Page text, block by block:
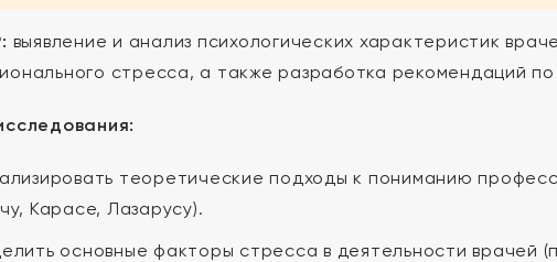
выявление и анализ психологических характеристик
стресса, а также разработка рекомендаций
теоретические подходы к пониманию
Карасе, Лазарусу).
основные факторы стресса в деятельности врачей